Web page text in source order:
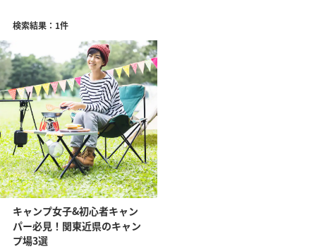
検索結果：1件
キャンプ女子&初心者キャン
パー必見！関東近県のキャン
プ場3選